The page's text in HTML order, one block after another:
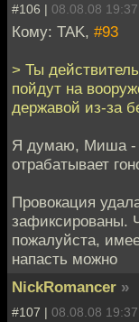
#106 | 08.08.08 19:37
Кому: TAK, #93
> Ты
пойдут на
державой из-за
Я думаю, Миша -
отрабатывает
Провокация
зафиксированы.
пожалуйста,
напасть можно
NickRomancer »
#107 | 08.08.08 19:37